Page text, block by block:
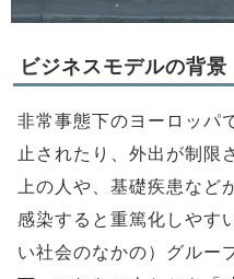
ビジネスモデルの背
非常事態下のヨーロッパ
止されたり、外出が制限
上の人や、基礎疾患など
感染すると重篤化しやす
い社会のなかの）グルー